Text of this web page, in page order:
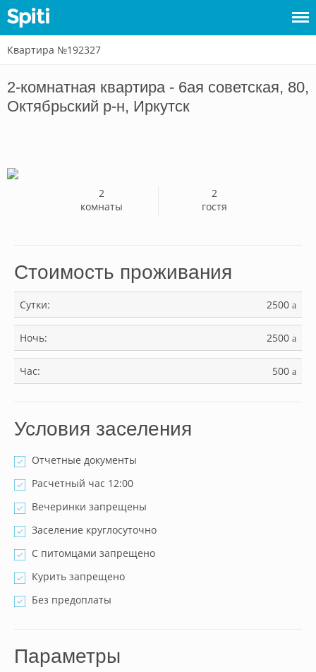
Войти
Сдать
Квартира №192327
2-комнатная квартира - 6ая советская, 80,
Октябрьский р-н, Иркутск
2
комнаты
2
гостя
Стоимость проживания
Сутки: 2500 a
Ночь: 2500 a
Час: 500 a
Условия заселения
Отчетные документы
Расчетный час 12:00
Вечеринки запрещены
Заселение круглосуточно
С питомцами запрещено
Курить запрещено
Без предоплаты
Параметры